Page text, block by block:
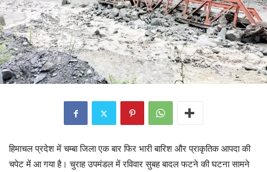
हिमाचल प्रदेश में चम्बा जिला एक बार फिर भारी बारिश और प्राकृतिक आपदा की
चपेट में आ गया है। चुराह उपमंडल में रविवार सुबह बादल फटने की घटना सामने